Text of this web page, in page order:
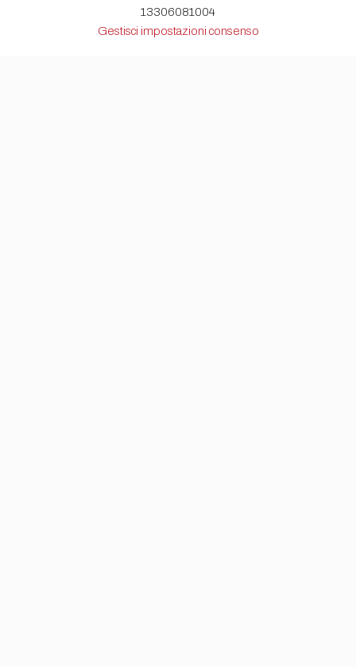
13306081004
Gestisci impostazioni consenso